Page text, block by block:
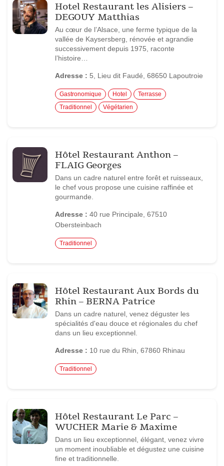
Hotel Restaurant les Alisiers –
DEGOUY Matthias
Au cœur de l’Alsace, une ferme typique de la
vallée de Kaysersberg, rénovée et agrandie
successivement depuis 1975, raconte
l’histoire…
Adresse : 5, Lieu dit Faudé, 68650 Lapoutroie
Gastronomique Hotel
Terrasse
Traditionnel
Végétarien
Hôtel Restaurant Anthon –
FLAIG Georges
Dans un cadre naturel entre forêt et ruisseaux,
le chef vous propose une cuisine raffinée et
gourmande.
Adresse : 40 rue Principale, 67510
Obersteinbach
Traditionnel
Hôtel Restaurant Aux Bords du
Rhin – BERNA Patrice
Dans un cadre naturel, venez déguster les
spécialités d'eau douce et régionales du chef
dans un lieu exceptionnel.
Adresse : 10 rue du Rhin, 67860 Rhinau
Traditionnel
Hôtel Restaurant Le Parc –
WUCHER Marie & Maxime
Dans un lieu exceptionnel, élégant, venez vivre
un moment inoubliable et dégustez une cuisine
fine et traditionnelle.